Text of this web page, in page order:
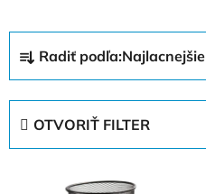
d
Radiť podľa:Najlacnejšie
OTVORIŤ FILTER